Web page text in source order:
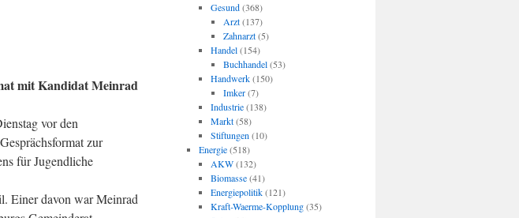
mit Kandidat Meinrad
vor den
zur
für Jugendliche
Einer davon war Meinrad
Gesund(368)
Arzt(137)
Zahnarzt(5)
Handel(154)
Buchhandel(53)
Handwerk(150)
Imker(7)
Industrie(138)
Markt(58)
Stiftungen (10)
Energie(518)
AKW(132)
Biomasse(41)
Energiepolitik(121)
Kraft-Waerme-Kopplung(35)